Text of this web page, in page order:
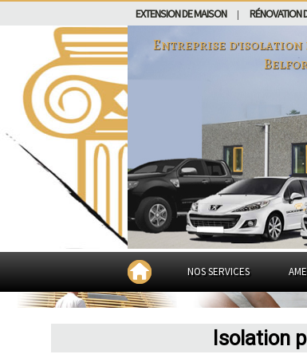
EXTENSION DE MAISON RÉNOVATION
Entreprise
NOS SERVICES
Isolation